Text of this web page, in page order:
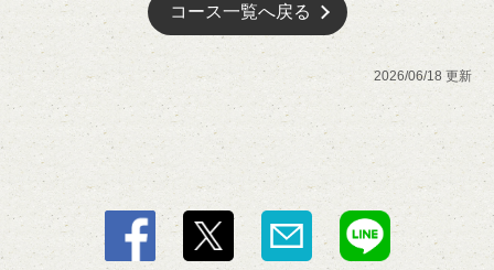
コース一覧へ戻る
2026/06/18 更新
閉じる